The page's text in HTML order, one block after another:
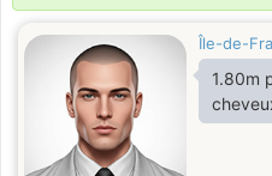
Île-de-
1.80m